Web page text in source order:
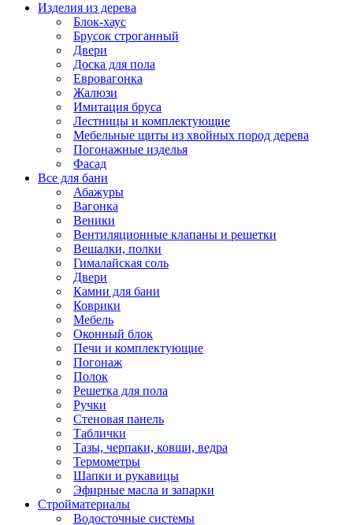
Изделия из дерева
Блок-хаус
Брусок строганный
Двери
Доска для пола
Евровагонка
Жалюзи
Имитация бруса
Лестницы и комплектующие
Мебельные щиты из хвойных пород дерева
Погонажные изделья
Фасад
Все для бани
Абажуры
Вагонка
Веники
Вентиляционные клапаны и решетки
Вешалки, полки
Гималайская соль
Двери
Камни для бани
Коврики
Мебель
Оконный блок
Печи и комплектующие
Погонаж
Полок
Решетка для пола
Ручки
Стеновая панель
Таблички
Тазы, черпаки, ковши, ведра
Термометры
Шапки и рукавицы
Эфирные масла и запарки
Стройматериалы
Водосточные системы